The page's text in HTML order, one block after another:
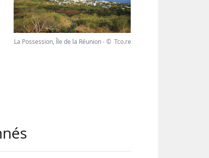
La Possession, Île de la Réunion - © Tco.re